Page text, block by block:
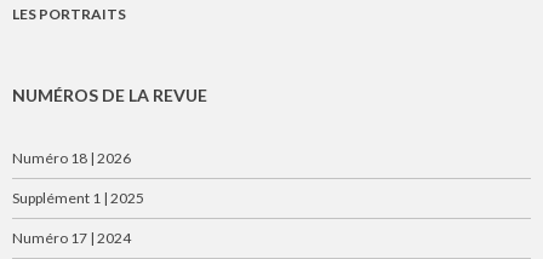
LES PORTRAITS
NUMÉROS DE LA REVUE
Numéro 18 | 2026
Supplément 1 | 2025
Numéro 17 | 2024